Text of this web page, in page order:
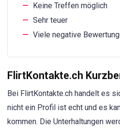
Keine Treffen möglich
Sehr teuer
Viele negative
FlirtKontakte.ch
Bei FlirtKontakte.ch handelt es
nicht ein Profil ist echt und es
kommen. Die Unterhaltungen